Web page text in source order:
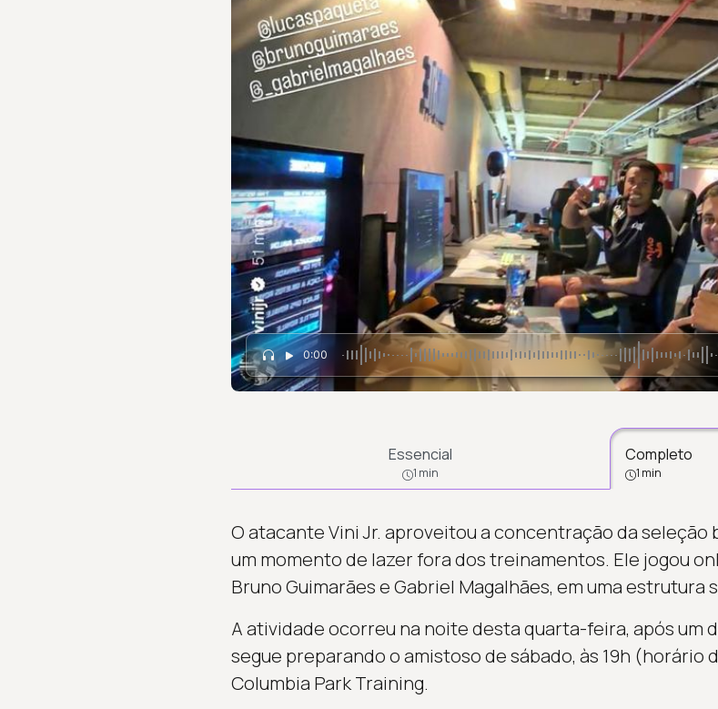
0:00
Essencial
1 min
Completo
1 min
O atacante Vini Jr. aproveitou a concentração da seleção
um momento de lazer fora dos treinamentos. Ele jogou
Bruno Guimarães e Gabriel Magalhães, em uma estrutura
A atividade ocorreu na noite desta quarta-feira, após um
segue preparando o amistoso de sábado, às 19h (horário
Columbia Park Training.